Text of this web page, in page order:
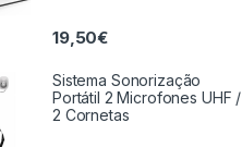
19,50€
Sistema Sonorização
Portátil 2 Microfones UHF /
2 Cornetas